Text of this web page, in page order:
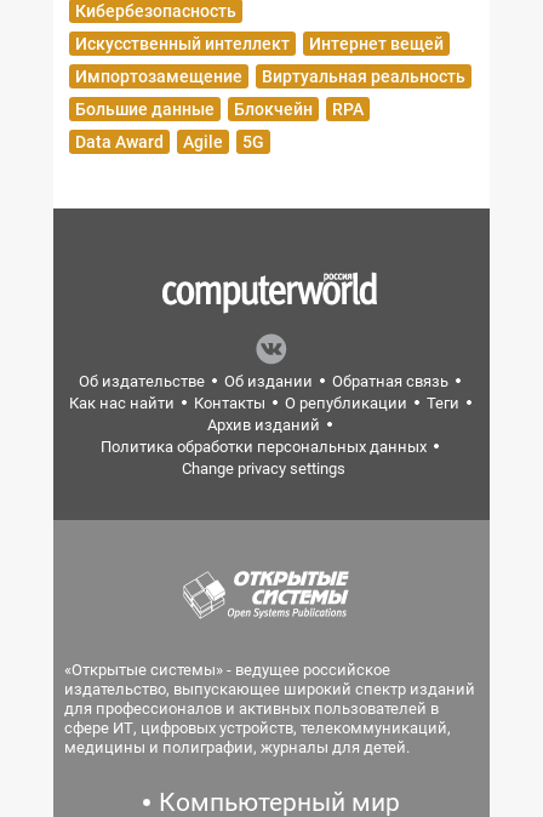
Кибербезопасность
Искусственный интеллект
Интернет вещей
Импортозамещение
Виртуальная реальность
Большие данные
Блокчейн
RPA
Data Award
Agile 5G
Об издательстве Об издании
Обратная связь
Как нас найти
Контакты О републикации
Теги
Архив изданий
Политика обработки персональных данных
Change privacy settings
«Открытые системы» - ведущее российское
издательство, выпускающее широкий спектр изданий
для профессионалов и активных пользователей в
сфере ИТ, цифровых устройств, телекоммуникаций,
медицины и полиграфии, журналы для детей.
Компьютерный мир